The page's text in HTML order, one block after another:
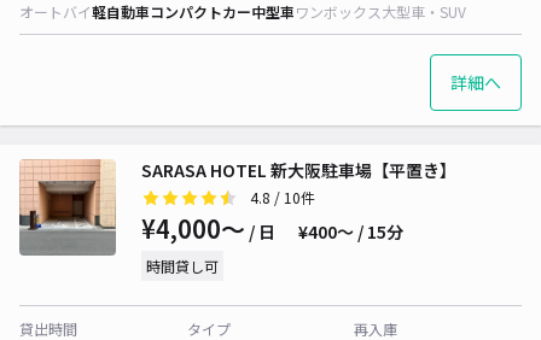
オートバイ軽自動車コンパクトカー中型車ワンボックス大型車・SUV
詳細へ
SARASA HOTEL 新大阪駐車場【平置き】
4.8 / 10件
¥4,000〜 / 日 ¥400〜 / 15分
時間貸し可
貸出時間
タイプ
再入庫